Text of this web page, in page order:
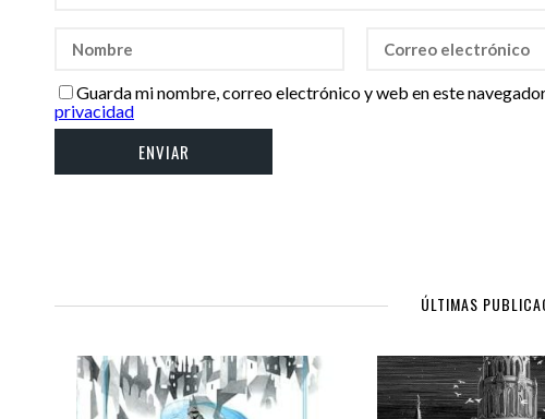
Guarda mi nombre, correo electrónico y web en este
privacidad
ÚLTIMAS